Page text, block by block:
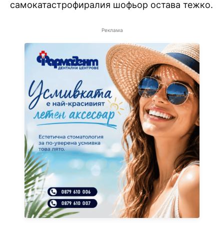
самокатастрофиралия шофьор остава тежко.
Реклама